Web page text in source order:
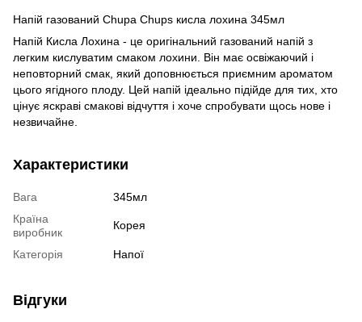
Напій газований Chupa Chups кисла лохина 345мл
Напій Кисла Лохина - це оригінальний газований напій з
легким кислуватим смаком лохини. Він має освіжаючий і
неповторний смак, який доповнюється приємним ароматом
цього ягідного плоду. Цей напій ідеально підійде для тих, хто
цінує яскраві смакові відчуття і хоче спробувати щось нове і
незвичайне.
Характеристики
Вага
345мл
Країна
виробник
Корея
Категорія Напої
Відгуки